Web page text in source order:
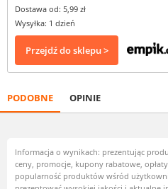
Dostawa od: 5,99 zł
Wysyłka: 1 dzień
Przejdź do sklepu >
PODOBNE OPINIE
Informacja o wynikach: prezentując
ceny, promocje, kupony rabatowe,
popularność produktów wśród